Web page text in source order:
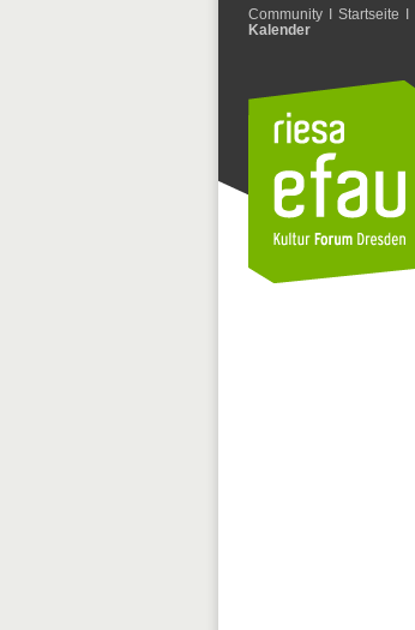
Community I Startseite I
Kalender